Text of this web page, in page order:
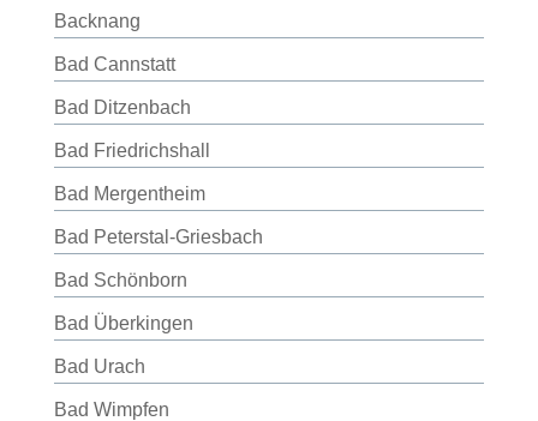
Backnang
Bad Cannstatt
Bad Ditzenbach
Bad Friedrichshall
Bad Mergentheim
Bad Peterstal-Griesbach
Bad Schönborn
Bad Überkingen
Bad Urach
Bad Wimpfen